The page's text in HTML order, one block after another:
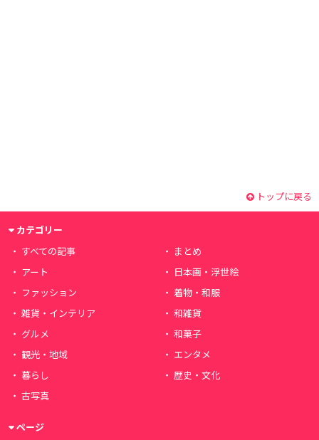
トップに戻る
カテゴリー
すべての記事
まとめ
アート
日本画・浮世絵
ファッション
着物・和服
雑貨・インテリア
和雑貨
グルメ
和菓子
観光・地域
エンタメ
暮らし
歴史・文化
古写真
ページ